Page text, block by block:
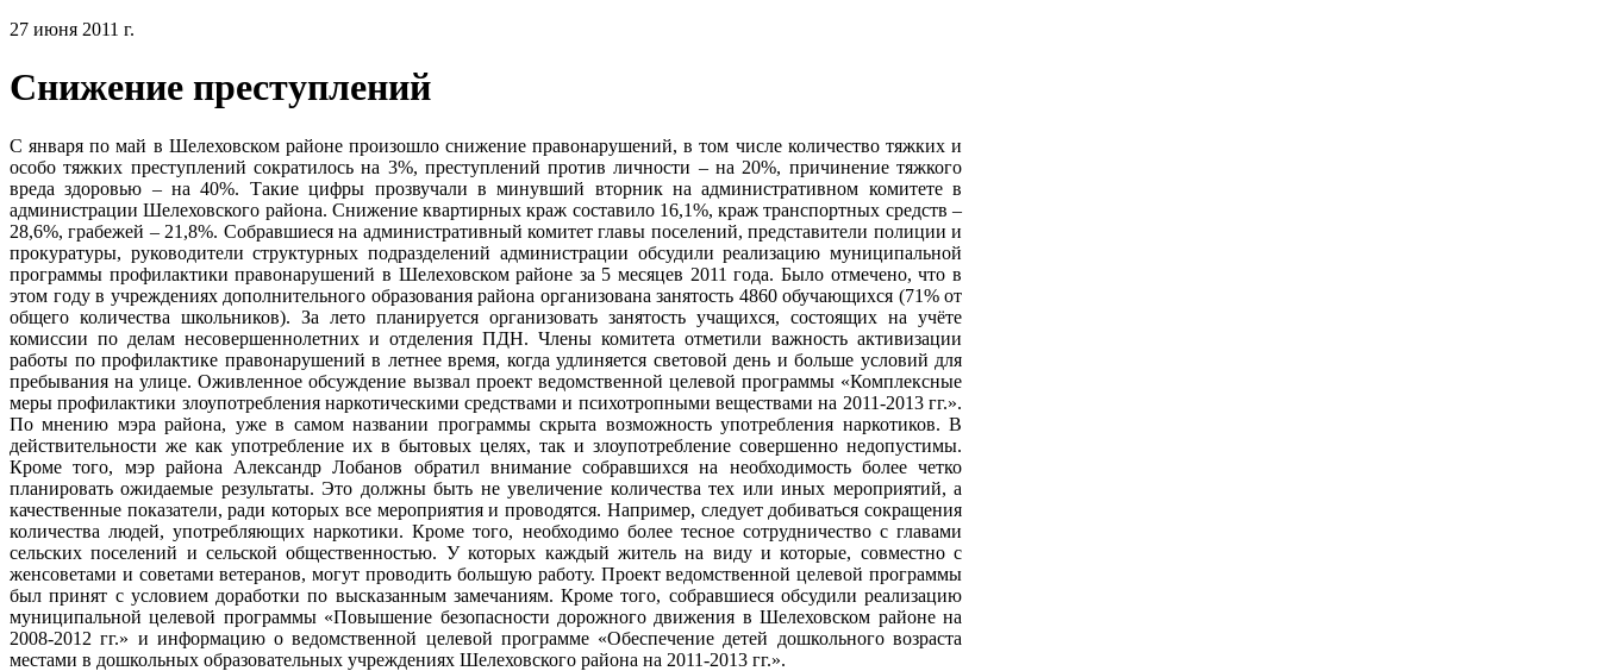
27 июня 2011 г.
Снижение преступлений
С января по май в Шелеховском районе произошло снижение правонарушений, в том числе количество тяжких и
особо тяжких преступлений сократилось на 3%, преступлений против личности – на 20%, причинение тяжкого
вреда здоровью – на 40%. Такие цифры прозвучали в минувший вторник на административном комитете в
администрации Шелеховского района. Снижение квартирных краж составило 16,1%, краж транспортных средств –
28,6%, грабежей – 21,8%. Собравшиеся на административный комитет главы поселений, представители полиции и
прокуратуры, руководители структурных подразделений администрации обсудили реализацию муниципальной
программы профилактики правонарушений в Шелеховском районе за 5 месяцев 2011 года. Было отмечено, что в
этом году в учреждениях дополнительного образования района организована занятость 4860 обучающихся (71% от
общего количества школьников). За лето планируется организовать занятость учащихся, состоящих на учёте
комиссии по делам несовершеннолетних и отделения ПДН. Члены комитета отметили важность активизации
работы по профилактике правонарушений в летнее время, когда удлиняется световой день и больше условий для
пребывания на улице. Оживленное обсуждение вызвал проект ведомственной целевой программы «Комплексные
меры профилактики злоупотребления наркотическими средствами и психотропными веществами на 2011-2013 гг.».
По мнению мэра района, уже в самом названии программы скрыта возможность употребления наркотиков. В
действительности же как употребление их в бытовых целях, так и злоупотребление совершенно недопустимы.
Кроме того, мэр района Александр Лобанов обратил внимание собравшихся на необходимость более четко
планировать ожидаемые результаты. Это должны быть не увеличение количества тех или иных мероприятий, а
качественные показатели, ради которых все мероприятия и проводятся. Например, следует добиваться сокращения
количества людей, употребляющих наркотики. Кроме того, необходимо более тесное сотрудничество с главами
сельских поселений и сельской общественностью. У которых каждый житель на виду и которые, совместно с
женсоветами и советами ветеранов, могут проводить большую работу. Проект ведомственной целевой программы
был принят с условием доработки по высказанным замечаниям. Кроме того, собравшиеся обсудили реализацию
муниципальной целевой программы «Повышение безопасности дорожного движения в Шелеховском районе на
2008-2012 гг.» и информацию о ведомственной целевой программе «Обеспечение детей дошкольного возраста
местами в дошкольных образовательных учреждениях Шелеховского района на 2011-2013 гг.».